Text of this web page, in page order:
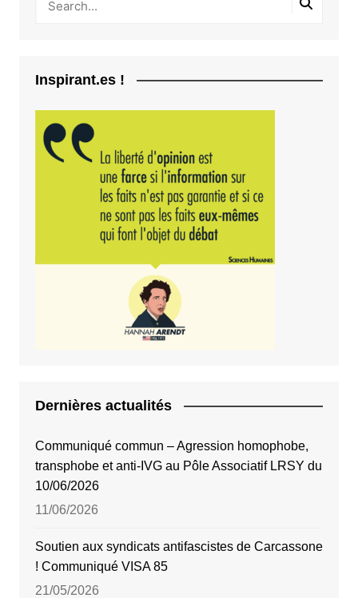
Inspirant.es !
Dernières actualités
Communiqué commun – Agression homophobe,
transphobe et anti-IVG au Pôle Associatif LRSY du
10/06/2026
11/06/2026
Soutien aux syndicats antifascistes de Carcassone
! Communiqué VISA 85
21/05/2026